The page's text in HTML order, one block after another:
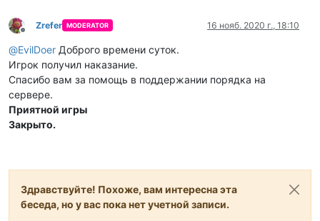
Не в сети
Zrefer MODERATOR 16 нояб. 2020 г., 18:10
@EvilDoer Доброго времени суток.
Игрок получил наказание.
Спасибо вам за помощь в поддержании порядка на
сервере.
Приятной игры
Закрыто.
Здравствуйте! Похоже, вам интересна эта
беседа, но у вас пока нет учетной записи.